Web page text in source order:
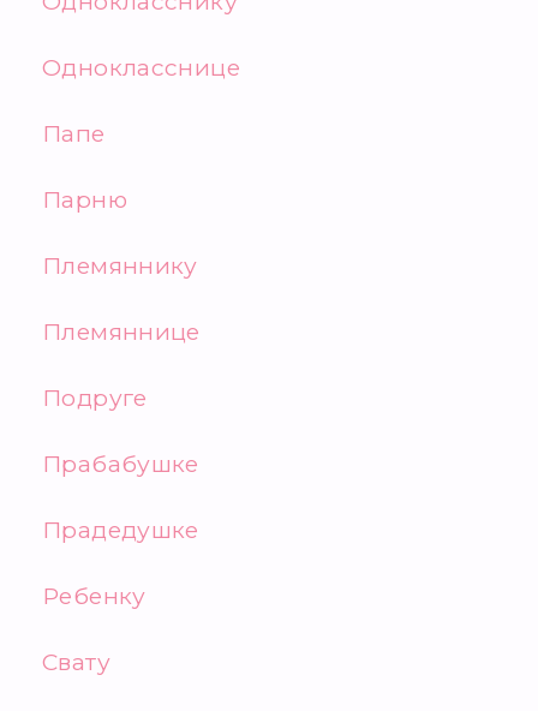
Однокласснице
Папе
Парню
Племяннику
Племяннице
Подруге
Прабабушке
Прадедушке
Ребенку
Свату